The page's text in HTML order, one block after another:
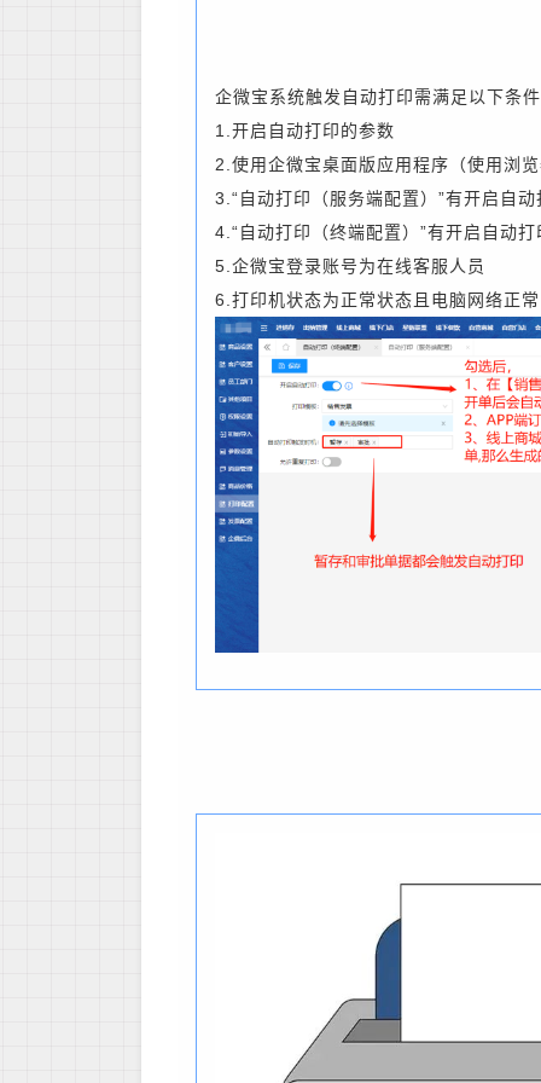
企微宝系统触发自动打印需满足以下条
1.开启自动打印的参数
2.使用企微宝桌面版应用程序（使用浏
3.“自动打印（服务端配置）”有开启自
4.“自动打印（终端配置）”有开启自动
5.企微宝登录账号为在线客服人员
6.打印机状态为正常状态且电脑网络正常